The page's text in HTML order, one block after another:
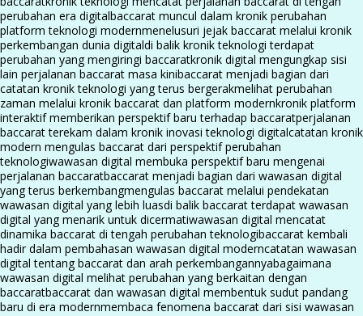
perubahan era digitalbaccarat muncul dalam kronik perubahan
platform teknologi modernmenelusuri jejak baccarat melalui kronik
perkembangan dunia digitaldi balik kronik teknologi terdapat
perubahan yang mengiringi baccaratkronik digital mengungkap sisi
lain perjalanan baccarat masa kinibaccarat menjadi bagian dari
catatan kronik teknologi yang terus bergerakmelihat perubahan
zaman melalui kronik baccarat dan platform modernkronik platform
interaktif memberikan perspektif baru terhadap baccaratperjalanan
baccarat terekam dalam kronik inovasi teknologi digitalcatatan kronik
modern mengulas baccarat dari perspektif perubahan
teknologiwawasan digital membuka perspektif baru mengenai
perjalanan baccaratbaccarat menjadi bagian dari wawasan digital
yang terus berkembangmengulas baccarat melalui pendekatan
wawasan digital yang lebih luasdi balik baccarat terdapat wawasan
digital yang menarik untuk dicermatiwawasan digital mencatat
dinamika baccarat di tengah perubahan teknologibaccarat kembali
hadir dalam pembahasan wawasan digital moderncatatan wawasan
digital tentang baccarat dan arah perkembangannyabagaimana
wawasan digital melihat perubahan yang berkaitan dengan
baccaratbaccarat dan wawasan digital membentuk sudut pandang
baru di era modernmembaca fenomena baccarat dari sisi wawasan